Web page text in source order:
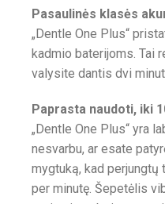
Pasaulinės klasės
„Dentle One Plus“
kadmio baterijoms. Tai
valysite dantis dvi
Paprasta naudoti, iki
„Dentle One Plus“ yra
nesvarbu, ar esate
mygtuką, kad
per minutę. Šepetėlis